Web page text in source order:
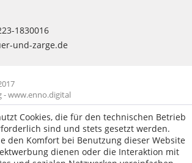
1830016
und-zarge.de
-www.enno.digital
Cookies, die für den technischen Betrieb
sind und stets gesetzt werden.
den Komfort bei Benutzung dieser Website
dienen oder die Interaktion mit